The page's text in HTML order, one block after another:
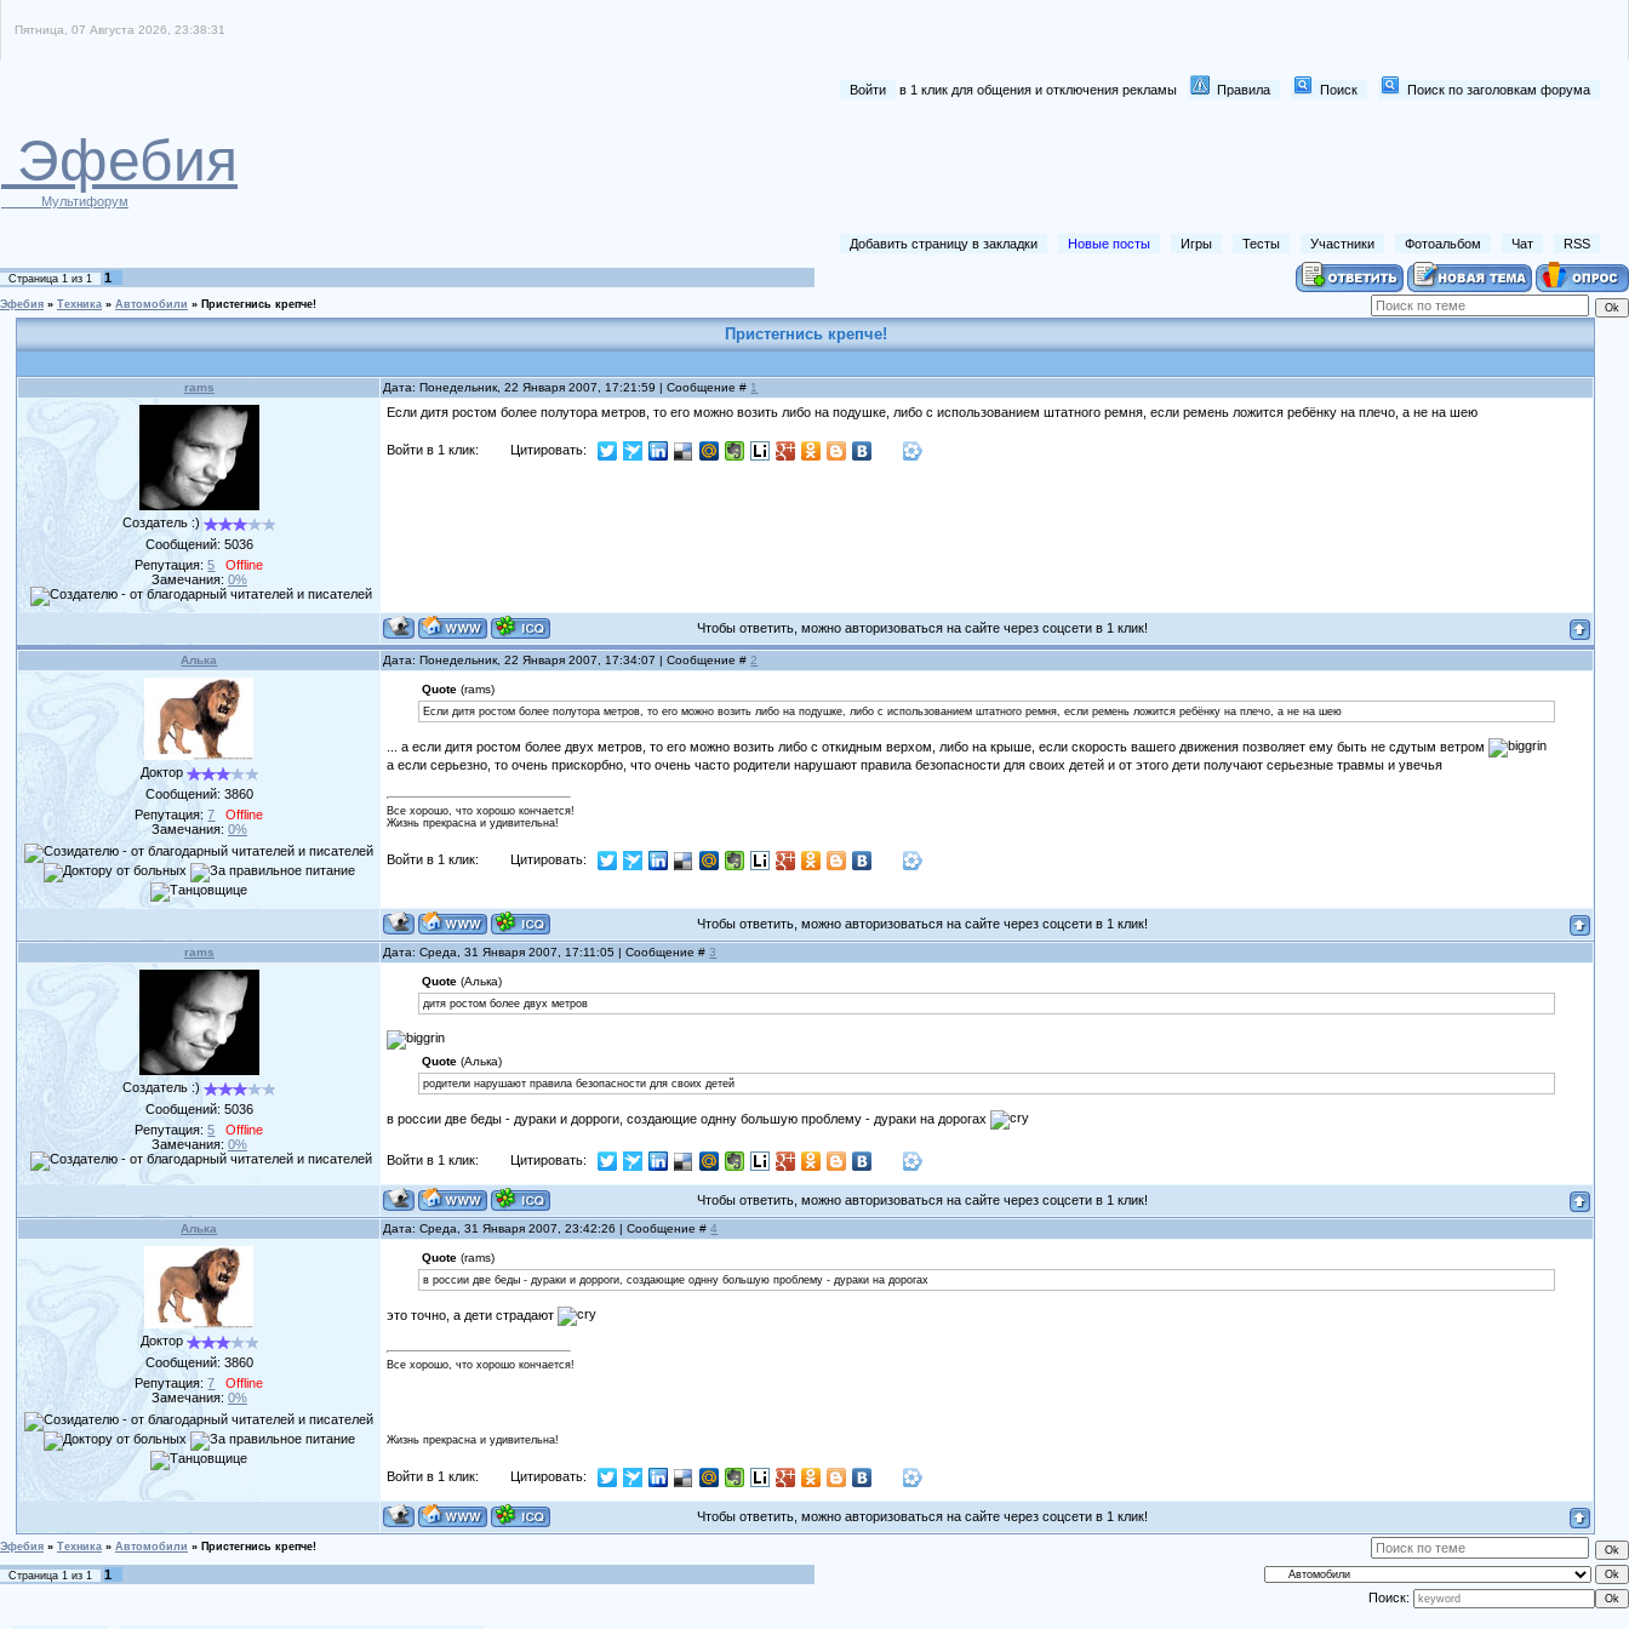
Пятница, 07 Августа 2026, 23:38:31
Войти в 1 клик для общения и отключения рекламы Правила Поиск Поиск по заголовкам форума
Эфебия
Мультифорум
Добавить страницу в закладки Новые посты Игры Тесты Участники Фотоальбом Чат RSS
Страница 1 из 1 1
Эфебия » Техника » Автомобили » Пристегнись крепче!
Пристегнись крепче!
rams Дата: Понедельник, 22 Января 2007, 17:21:59 | Сообщение # 1
Создатель :)
Сообщений: 5036
Репутация:5
Offline
Замечания: 0%
Если дитя ростом более полутора метров, то его можно возить либо на подушке, либо с использованием штатного ремня, если ремень ложится ребёнку на плечо, а не на шею
Войти в 1 клик: Цитировать:
Чтобы ответить, можно авторизоваться на сайте через соцсети в 1 клик!
Алька Дата: Понедельник, 22 Января 2007, 17:34:07 | Сообщение # 2
Доктор
Сообщений: 3860
Репутация:7
Offline
Замечания: 0%
Quote (rams)
Если дитя ростом более полутора метров, то его можно возить либо на подушке, либо с использованием штатного ремня, если ремень ложится ребёнку на плечо, а не на шею
... а если дитя ростом более двух метров, то его можно возить либо с откидным верхом, либо на крыше, если скорость вашего движения позволяет ему быть не сдутым ветром
а если серьезно, то очень прискорбно, что очень часто родители нарушают правила безопасности для своих детей и от этого дети получают серьезные травмы и увечья
Все хорошо, что хорошо кончается!
Жизнь прекрасна и удивительна!
Войти в 1 клик: Цитировать:
Чтобы ответить, можно авторизоваться на сайте через соцсети в 1 клик!
rams Дата: Среда, 31 Января 2007, 17:11:05 | Сообщение #3
Создатель :)
Сообщений: 5036
Репутация:5
Offline
Замечания: 0%
Quote (Алька)
дитя ростом более двух метров
Quote (Алька)
родители нарушают правила безопасности для своих детей
в россии две беды - дураки и дорроги, создающие однну большую проблему - дураки на дорогах
Войти в 1 клик: Цитировать:
Чтобы ответить, можно авторизоваться на сайте через соцсети в 1 клик!
Алька Дата: Среда, 31 Января 2007, 23:42:26 | Сообщение #4
Доктор
Сообщений: 3860
Репутация:7
Offline
Замечания: 0%
Quote (rams)
в россии две беды - дураки и дорроги, создающие однну большую проблему - дураки на дорогах
это точно, а дети страдают
Все хорошо, что хорошо кончается!
Жизнь прекрасна и удивительна!
Войти в 1 клик: Цитировать:
Чтобы ответить, можно авторизоваться на сайте через соцсети в 1 клик!
Эфебия » Техника » Автомобили » Пристегнись крепче!
Страница 1 из 1
1
Поиск: